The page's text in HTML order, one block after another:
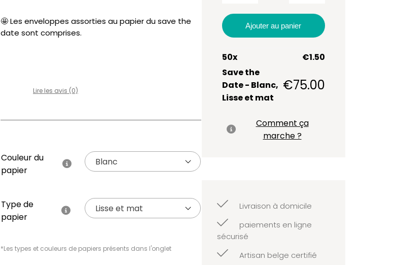
🤩 Les enveloppes assorties au papier du save the
date sont comprises.
Lire les avis (0)
Couleur du
papier
Blanc
Type de
papier
Lisse et mat
*Les types et couleurs de papiers présents dans l'onglet
Ajouter au panier
50x €1.50
Save the
Date - Blanc,
Lisse et mat
€75.00
Comment ça
marche ?
Livraison à domicile
paiements en ligne
sécurisé
Artisan belge certifié